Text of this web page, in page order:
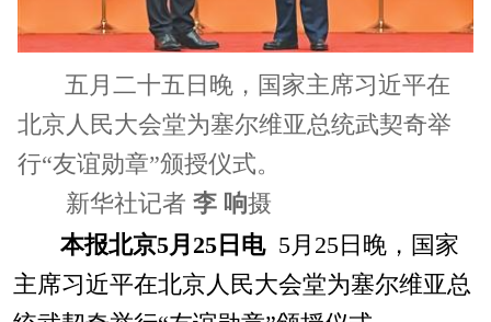
五月二十五日晚，国家主席习近平在
北京人民大会堂为塞尔维亚总统武契奇举
行“友谊勋章”颁授仪式。
新华社记者 李 响摄
本报北京5月25日电5月25日晚，国家
主席习近平在北京人民大会堂为塞尔维亚总